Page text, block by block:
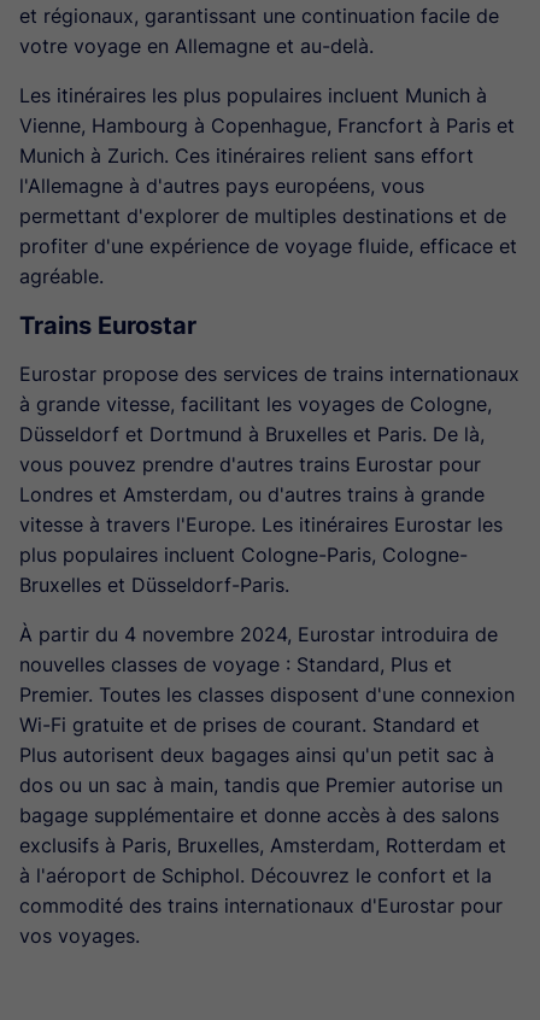
et régionaux, garantissant une continuation facile de
votre voyage en Allemagne et au-delà.
Les itinéraires les plus populaires incluent Munich à
Vienne, Hambourg à Copenhague, Francfort à Paris et
Munich à Zurich. Ces itinéraires relient sans effort
l'Allemagne à d'autres pays européens, vous
permettant d'explorer de multiples destinations et de
profiter d'une expérience de voyage fluide, efficace et
agréable.
Trains Eurostar
Eurostar propose des services de trains internationaux
à grande vitesse, facilitant les voyages de Cologne,
Düsseldorf et Dortmund à Bruxelles et Paris. De là,
vous pouvez prendre d'autres trains Eurostar pour
Londres et Amsterdam, ou d'autres trains à grande
vitesse à travers l'Europe. Les itinéraires Eurostar les
plus populaires incluent Cologne-Paris, Cologne-
Bruxelles et Düsseldorf-Paris.
À partir du 4 novembre 2024, Eurostar introduira de
nouvelles classes de voyage : Standard, Plus et
Premier. Toutes les classes disposent d'une connexion
Wi-Fi gratuite et de prises de courant. Standard et
Plus autorisent deux bagages ainsi qu'un petit sac à
dos ou un sac à main, tandis que Premier autorise un
bagage supplémentaire et donne accès à des salons
exclusifs à Paris, Bruxelles, Amsterdam, Rotterdam et
à l'aéroport de Schiphol. Découvrez le confort et la
commodité des trains internationaux d'Eurostar pour
vos voyages.